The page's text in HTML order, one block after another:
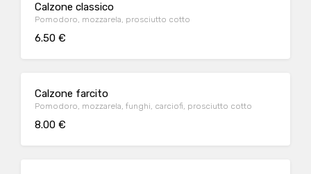
Calzone classico
Pomodoro, mozzarela, prosciutto cotto
6.50 €
Calzone farcito
Pomodoro, mozzarela, funghi, carciofi, prosciutto cotto
8.00 €